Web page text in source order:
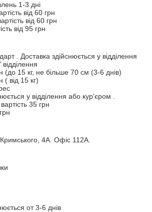
1-3 дні
від 60 грн
від 60 грн
від 95 грн
. Доставка здійснюється у відділення
(до 15 кг, не більше 70 см (3-6 днів)
( від 15 кг)
у відділення або кур'єром .
35 грн
4А. Офіс 112А.
от 3-6 днів